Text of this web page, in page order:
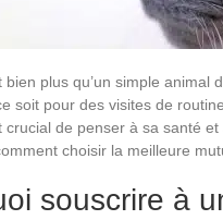
bien plus qu’un simple
soit pour des visites de
crucial de penser à sa santé
choisir la meilleure
souscrire à